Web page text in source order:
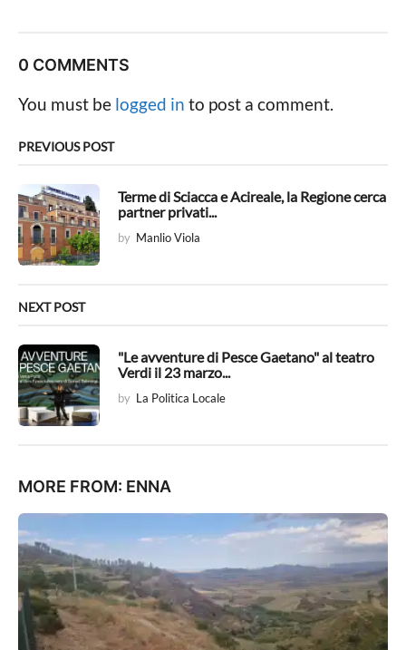
P
a
g
n
t
i
o
n
0 COMMENTS
You must be logged in to post a comment.
PREVIOUS POST
Terme di Sciacca e Acireale, la Regione cerca
partner privati...
by Manlio Viola
NEXT POST
"Le avventure di Pesce Gaetano" al teatro
Verdi il 23 marzo...
by La Politica Locale
MORE FROM: ENNA